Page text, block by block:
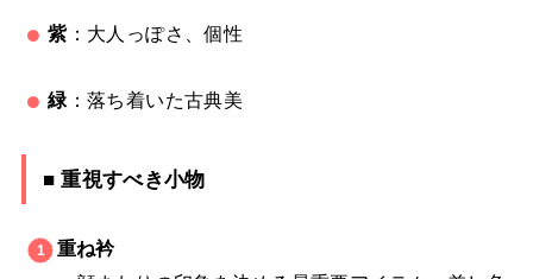
紫：大人っぽさ、個性
緑 ：落ち着いた古典美
■ 重視すべき小物
重ね衿